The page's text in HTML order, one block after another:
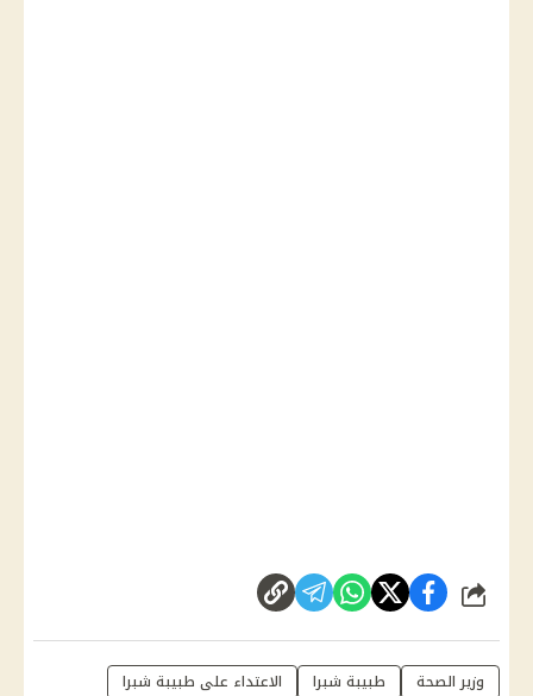
شارك
وزير الصحة طبيبة شبرا
الاعتداء على طبيبة شبرا